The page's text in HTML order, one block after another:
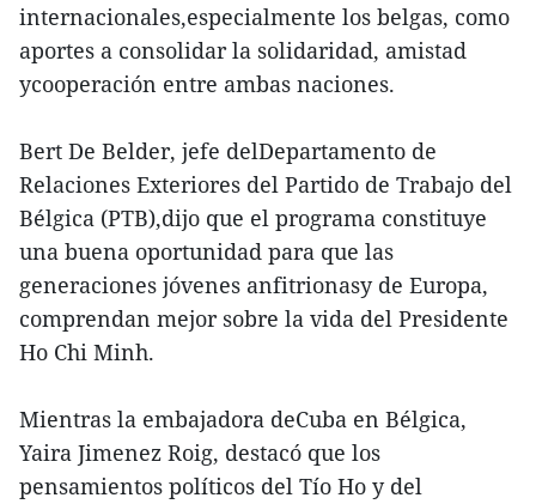
internacionales,especialmente los belgas, como
aportes a consolidar la solidaridad, amistad
ycooperación entre ambas naciones.
Bert De Belder, jefe delDepartamento de
Relaciones Exteriores del Partido de Trabajo del
Bélgica (PTB),dijo que el programa constituye
una buena oportunidad para que las
generaciones jóvenes anfitrionasy de Europa,
comprendan mejor sobre la vida del Presidente
Ho Chi Minh.
Mientras la embajadora deCuba en Bélgica,
Yaira Jimenez Roig, destacó que los
pensamientos políticos del Tío Ho y del